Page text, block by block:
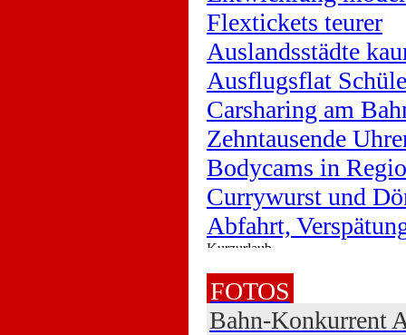
Flextickets teurer
Auslandsstädte
Ausflugsflat
Carsharing am
Zehntausende
Bodycams in
Currywurst und
Abfahrt,
FOTOS
Bahn-Konkurrent